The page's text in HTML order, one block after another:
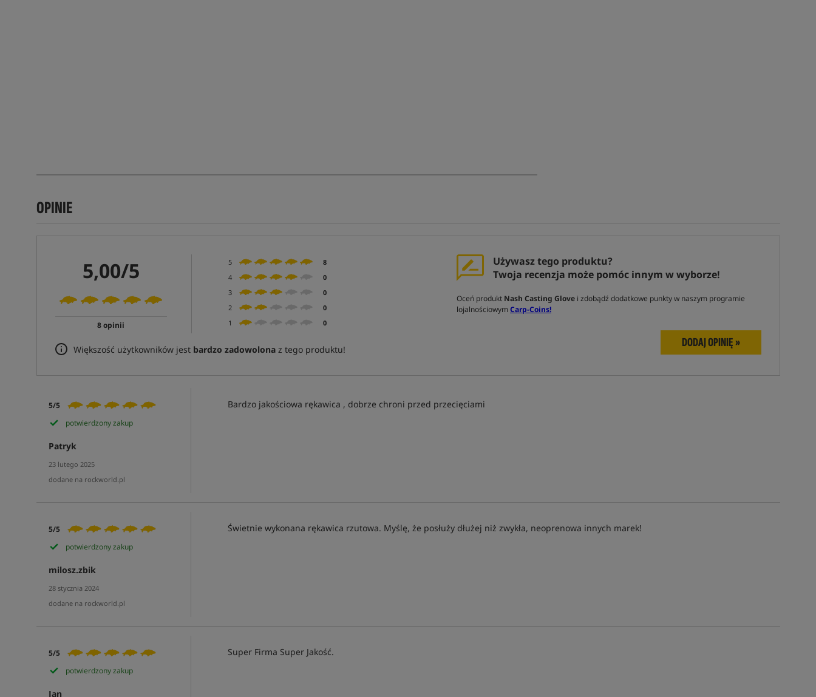
OPINIE
5,00/5
8 opinii
5
8
4
0
3
0
2
0
1
0
Większość użytkowników jest bardzo zadowolonaz tego produktu!
Używasz tego produktu?
Twoja recenzja może pomóc innym w wyborze!
Oceń produkt Nash Casting Glove i zdobądź dodatkowe punkty w naszym programie
lojalnościowymCarp-Coins!
DODAJ OPINIĘ »
5/5
potwierdzony zakup
Patryk
23 lutego 2025
dodane na rockworld.pl
Bardzo jakościowa rękawica , dobrze chroni przed przecięciami
5/5
potwierdzony zakup
milosz.zbik
28 stycznia 2024
dodane na rockworld.pl
Świetnie wykonana rękawica rzutowa. Myślę, że posłuży dłużej niż zwykła, neoprenowa innych marek!
5/5
potwierdzony zakup
Jan
Super Firma Super Jakość.